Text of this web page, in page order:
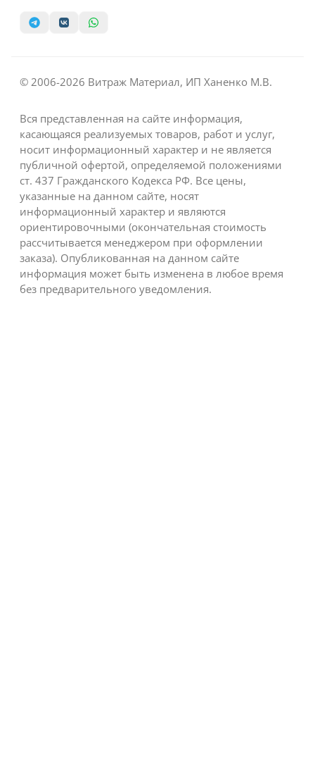
© 2006-2026 Витраж Материал, ИП Ханенко М.В.
Вся представленная на сайте информация,
касающаяся реализуемых товаров, работ и услуг,
носит информационный характер и не является
публичной офертой, определяемой положениями
ст. 437 Гражданского Кодекса РФ. Все цены,
указанные на данном сайте, носят
информационный характер и являются
ориентировочными (окончательная стоимость
рассчитывается менеджером при оформлении
заказа). Опубликованная на данном сайте
информация может быть изменена в любое время
без предварительного уведомления.